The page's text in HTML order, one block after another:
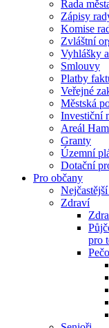
Rada
Zápisy
Komise
Zvláštní
Vyhlášky
Smlouvy
Platby
Veřejné
Městská
Investiční
Areál
Granty
Územní
Dotační
Pro občany
Zdraví
pro